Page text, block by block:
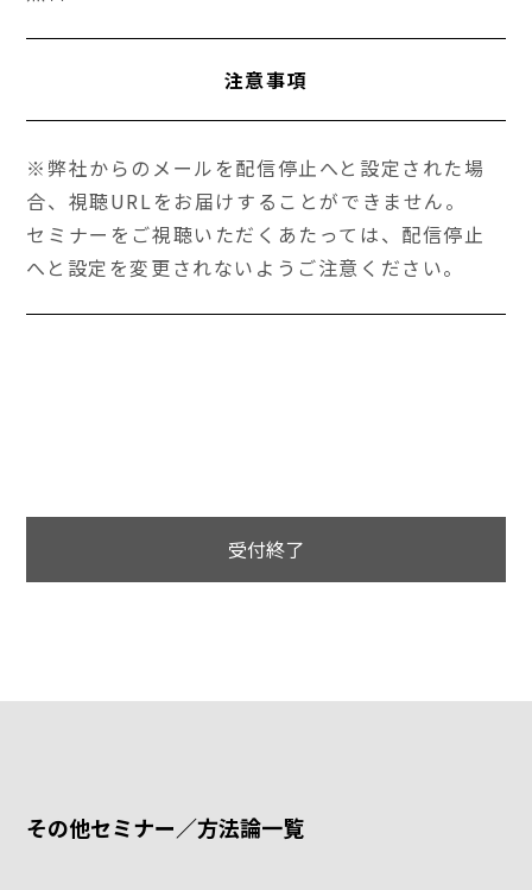
注意事項
※弊社からのメールを配信停止へと設定された場
合、視聴URLをお届けすることができません。
セミナーをご視聴いただくあたっては、配信停止
へと設定を変更されないようご注意ください。
受付終了
その他セミナー／方法論一覧